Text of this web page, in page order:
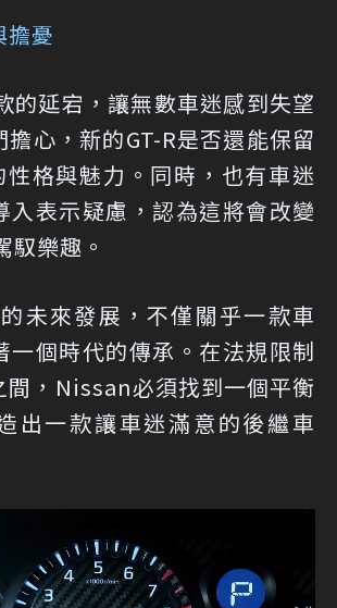
擔憂
的延宕，讓無數車迷感到失望
心，新的GT-R是否還能保留
性格與魅力。同時，也有車迷
入表示疑慮，認為這將會改變
馭樂趣。
未來發展，不僅關乎一款車
一個時代的傳承。在法規限制
間，Nissan必須找到一個平衡
出一款讓車迷滿意的後繼車